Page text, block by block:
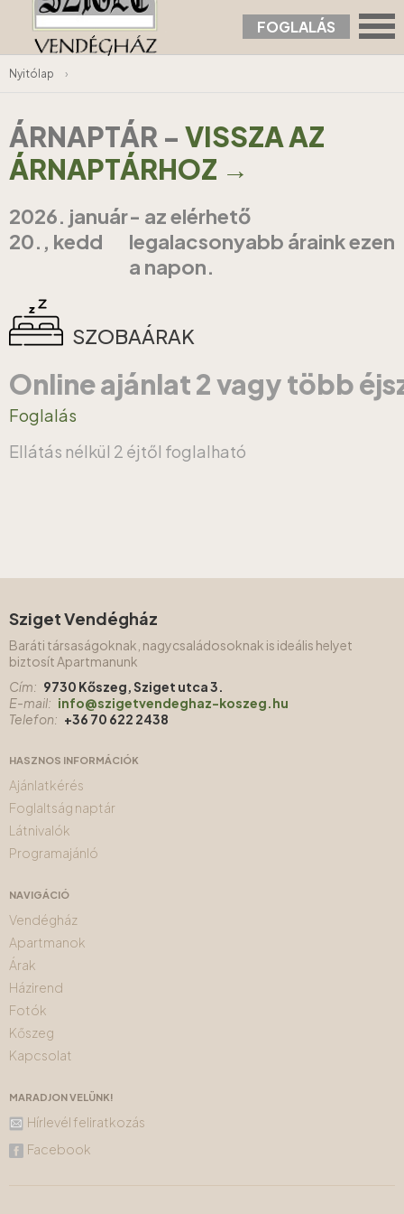
FOGLALÁS
Nyitólap ›
ÁRNAPTÁR - VISSZA AZ
ÁRNAPTÁRHOZ →
2026. január
20., kedd
- az elérhető
legalacsonyabb áraink ezen
a napon.
SZOBAÁRAK
Online ajánlat 2 vagy több
Foglalás
Ellátás nélkül 2 éjtől foglalható
Sziget Vendégház
Baráti társaságoknak, nagycsaládosoknak is ideális helyet
biztosít Apartmanunk
Cím: 9730 Kőszeg, Sziget utca 3.
E-mail: info@szigetvendeghaz-koszeg.hu
Telefon: +36 70 622 2438
HASZNOS INFORMÁCIÓK
Ajánlatkérés
Foglaltság naptár
Látnivalók
Programajánló
NAVIGÁCIÓ
Vendégház
Apartmanok
Árak
Házirend
Fotók
Kőszeg
Kapcsolat
MARADJON VELÜNK!
Hírlevél feliratkozás
Facebook